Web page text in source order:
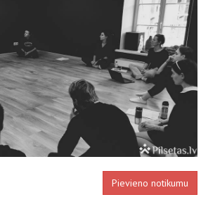
Pievieno notikumu